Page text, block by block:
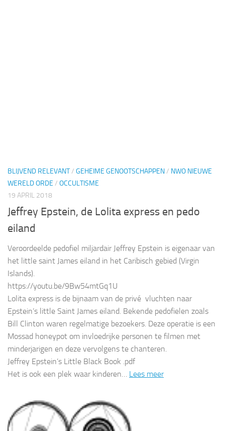
BLIJVEND RELEVANT/ GEHEIME GENOOTSCHAPPEN/ NWO NIEUWE
WERELD ORDE / OCCULTISME
19 APRIL 2018
Jeffrey Epstein, de Lolita express en pedo
eiland
Veroordeelde pedofiel miljardair Jeffrey Epstein is eigenaar van
het little saint James eiland in het Caribisch gebied (Virgin
Islands).
https://youtu.be/9Bw54mtGq1U
Lolita express is de bijnaam van de privé vluchten naar
Epstein’s little Saint James eiland. Bekende pedofielen zoals
Bill Clinton waren regelmatige bezoekers. Deze operatie is een
Mossad honeypot om invloedrijke personen te filmen met
minderjarigen en deze vervolgens te chanteren.
Jeffrey Epstein’s Little Black Book .pdf
Het is ook een plek waar kinderen… Lees meer